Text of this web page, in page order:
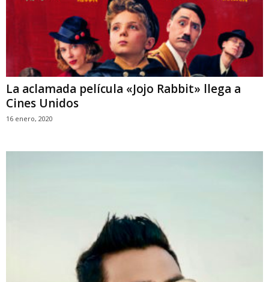
La aclamada película «Jojo Rabbit» llega a
Cines Unidos
16 enero, 2020